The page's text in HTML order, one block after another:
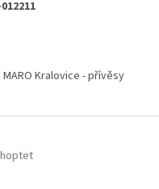
Kralovice - přívěsy